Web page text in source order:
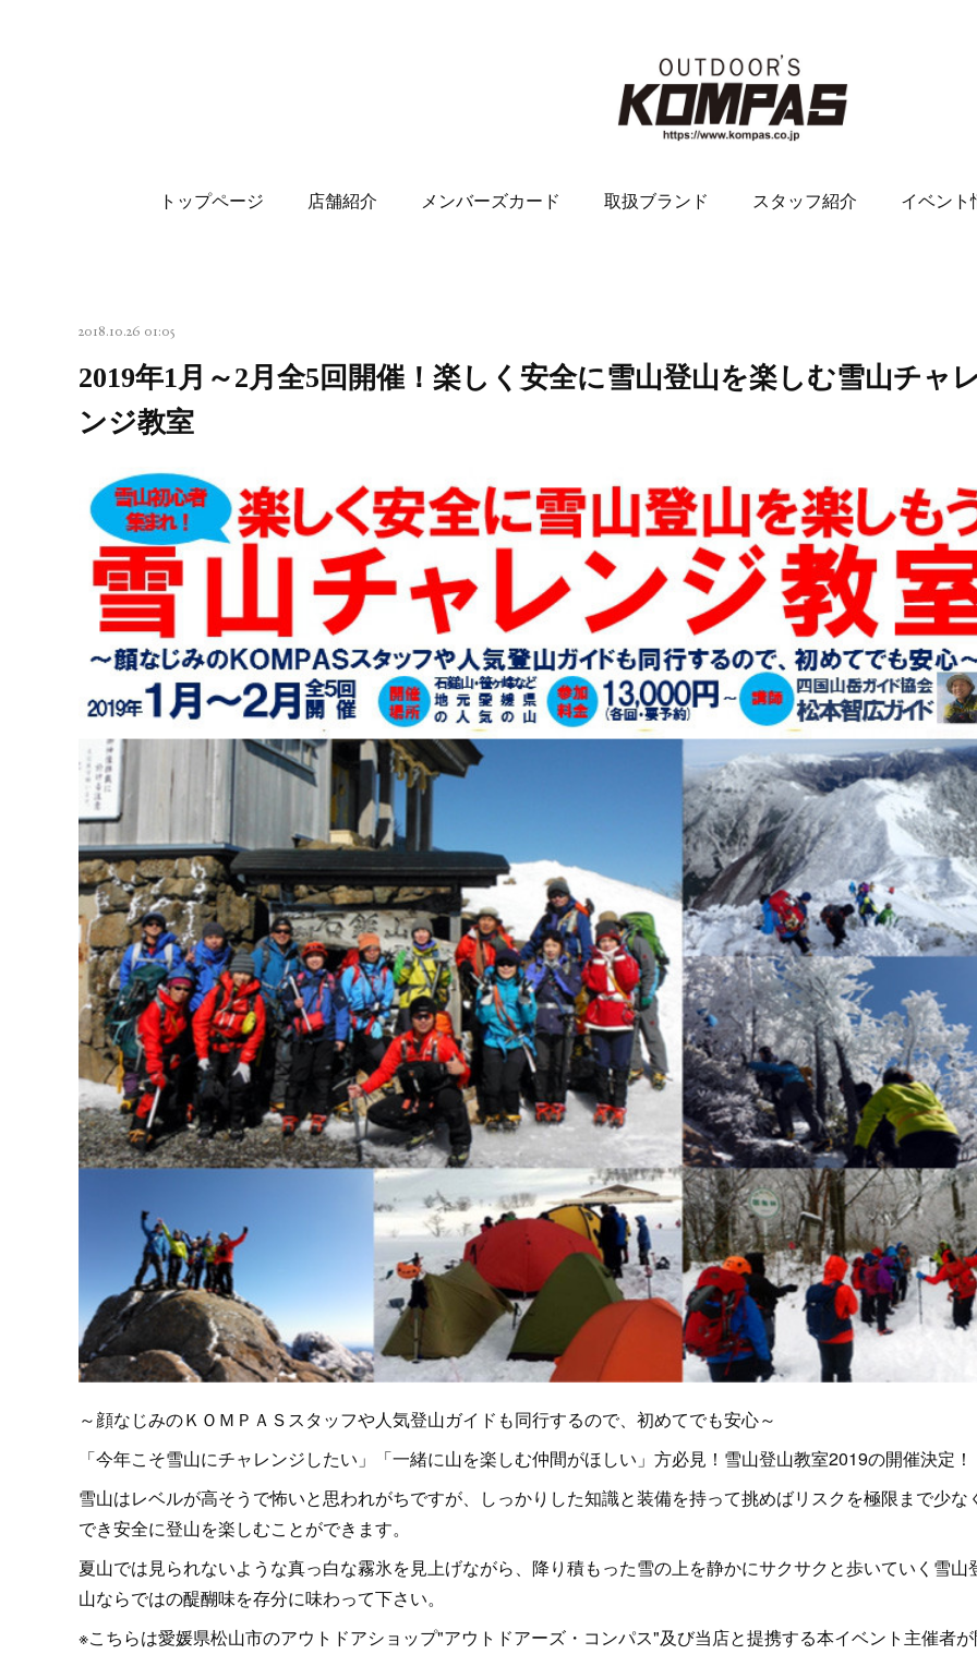
トップページ 店舗紹介 メンバーズカード 取扱ブランド スタッフ紹介 イベント
2018.10.26 01:05
2019年1月～2月全5回開催！楽しく安全に雪山登山を楽しむ雪山チャ
ンジ教室
～顔なじみのＫＯＭＰＡＳスタッフや人気登山ガイドも同行するので、初めてでも安心～
「今年こそ雪山にチャレンジしたい」「一緒に山を楽しむ仲間がほしい」方必見！雪山登山教室2019の開催決定！
雪山はレベルが高そうで怖いと思われがちですが、しっかりした知識と装備を持って挑めばリスクを極限まで少な
でき安全に登山を楽しむことができます。
夏山では見られないような真っ白な霧氷を見上げながら、降り積もった雪の上を静かにサクサクと歩いていく雪山
山ならではの醍醐味を存分に味わって下さい。
※こちらは愛媛県松山市のアウトドアショップ"アウトドアーズ・コンパス"及び当店と提携する本イベント主催者